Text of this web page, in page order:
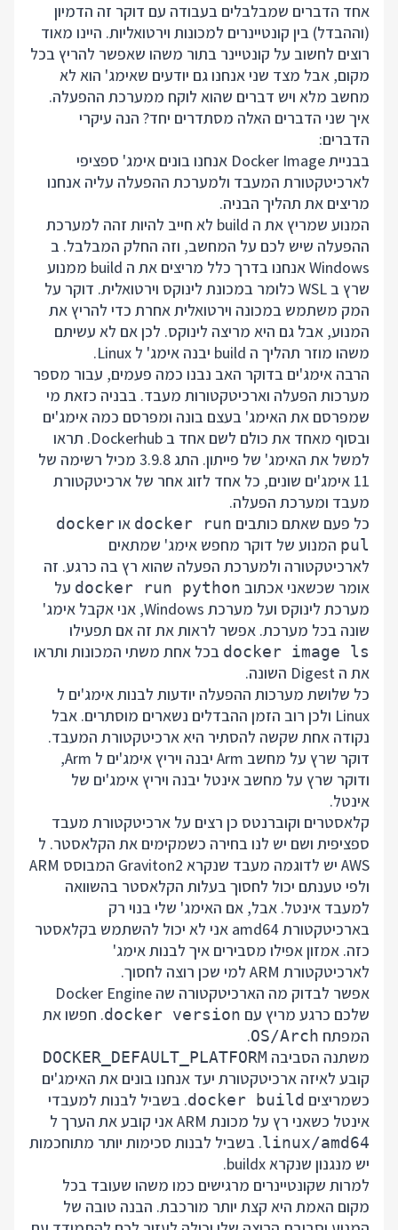
אחד הדברים שמבלבלים בעבודה עם דוקר זה הדמיון
(וההבדל) בין קונטיינרים למכונות וירטואליות. היינו מאוד
רוצים לחשוב על קונטיינר בתור משהו שאפשר להריץ בכל
מקום, אבל מצד שני אנחנו גם יודעים שאימג' הוא לא
מחשב מלא ויש דברים שהוא לוקח ממערכת ההפעלה.
איך שני הדברים האלה מסתדרים יחד? הנה עיקרי
הדברים:
בבניית Docker Image אנחנו בונים אימג' ספציפי
לארכיטקטורת המעבד ולמערכת ההפעלה עליה אנחנו
מריצים את תהליך הבניה.
המנוע שמריץ את ה build לא חייב להיות זהה למערכת
ההפעלה שיש לכם על המחשב, וזה החלק המבלבל. ב
Windows אנחנו בדרך כלל מריצים את ה build ממנוע
שרץ ב WSL כלומר במכונת לינוקס וירטואלית. דוקר על
המק משתמש במכונה וירטואלית אחרת כדי להריץ את
המנוע, אבל גם היא מריצה לינוקס. לכן אם לא עשיתם
משהו מוזר תהליך ה build יבנה אימג' ל Linux.
הרבה אימג'ים בדוקר האב נבנו כמה פעמים, עבור מספר
מערכות הפעלה וארכיטקטורות מעבד. בבניה כזאת מי
שמפרסם את האימג' בעצם בונה ומפרסם כמה אימג'ים
ובסוף מאחד את כולם לשם אחד ב Dockerhub. תראו
למשל את האימג' של פייתון
. התג 3.9.8 מכיל רשימה של
11 אימג'ים שונים, כל אחד לזוג אחר של ארכיטקטורת
מעבד ומערכת הפעלה.
כל פעם שאתם כותבים docker run אוdocker
pul המנוע של דוקר מחפש אימג' שמתאים
לארכיטקטורה ולמערכת הפעלה שהוא רץ בה כרגע. זה
אומר שכשאני אכתוב docker run python על
מערכת לינוקס ועל מערכת Windows, אני אקבל אימג'
שונה בכל מערכת. אפשר לראות את זה אם תפעילו
docker image ls בכל אחת משתי המכונות ותראו
את ה Digest השונה.
כל שלושת מערכות ההפעלה יודעות לבנות אימג'ים ל
Linux ולכן רוב הזמן ההבדלים נשארים מוסתרים. אבל
נקודה אחת שקשה להסתיר היא ארכיטקטורת המעבד.
דוקר שרץ על מחשב Arm יבנה ויריץ אימג'ים ל Arm,
ודוקר שרץ על מחשב אינטל יבנה ויריץ אימג'ים של
אינטל.
קלאסטרים וקוברנטס כן רצים על ארכיטקטורת מעבד
ספציפית ושם יש לנו בחירה כשמקימים את הקלאסטר. ל
AWS יש לדוגמה מעבד שנקרא Graviton2 המבוסס ARM
ולפי טענתם יכול לחסוך בעלות הקלאסטר בהשוואה
למעבד אינטל. אבל, אם האימג' שלי בנוי רק
בארכיטקטורת amd64 אני לא יכול להשתמש בקלאסטר
כזה. אמזון אפילו מסבירים איך לבנות אימג'
לארכיטקטורת ARM
למי שכן רוצה לחסוך.
אפשר לבדוק מה הארכיטקטורה שה Docker Engine
שלכם כרגע מריץ עם docker version. חפשו את
המפתח OS/Arch
.
משתנה הסביבה DOCKER_DEFAULT_PLATFORM
קובע לאיזה ארכיטקטורת יעד אנחנו בונים את האימג'ים
כשמריצים docker build. בשביל לבנות למעבדי
אינטל כשאני רץ על מכונת ARM אני קובע את הערך ל
linux/amd64. בשביל לבנות סכימות יותר מתוחכמות
יש מנגנון שנקראbuildx
.
למרות שקונטיינרים מרגישים כמו משהו שעובד בכל
מקום האמת היא קצת יותר מורכבת. הבנה טובה של